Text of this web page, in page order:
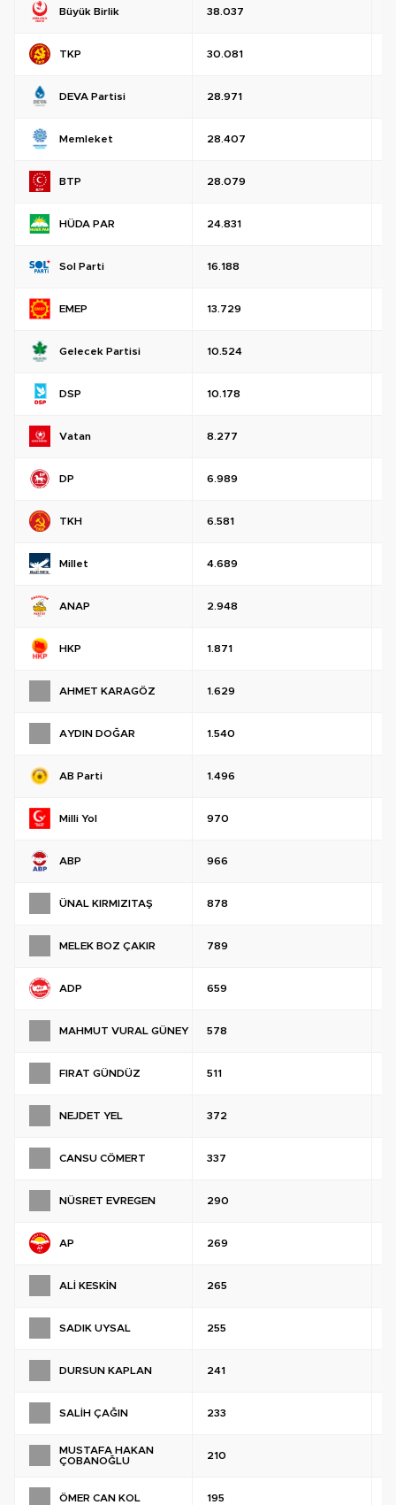
Büyük Birlik 38.037
TKP 30.081
DEVA Partisi 28.971
Memleket 28.407
BTP 28.079
HÜDA PAR 24.831
Sol Parti 16.188
EMEP 13.729
Gelecek Partisi 10.524
DSP 10.178
Vatan 8.277
DP 6.989
TKH 6.581
Millet 4.689
ANAP 2.948
HKP 1.871
AHMET KARAGÖZ 1.629
AYDIN DOĞAR 1.540
AB Parti 1.496
Milli Yol 970
ABP 966
ÜNAL KIRMIZITAŞ 878
MELEK BOZ ÇAKIR 789
ADP 659
MAHMUT VURAL GÜNEY 578
FIRAT GÜNDÜZ 511
NEJDET YEL 372
CANSU CÖMERT 337
NÜSRET EVREGEN 290
AP 269
ALİ KESKİN 265
SADIK UYSAL 255
DURSUN KAPLAN 241
SALİH ÇAĞIN 233
MUSTAFA HAKAN
ÇOBANOĞLU
210
ÖMER CAN KOL 195